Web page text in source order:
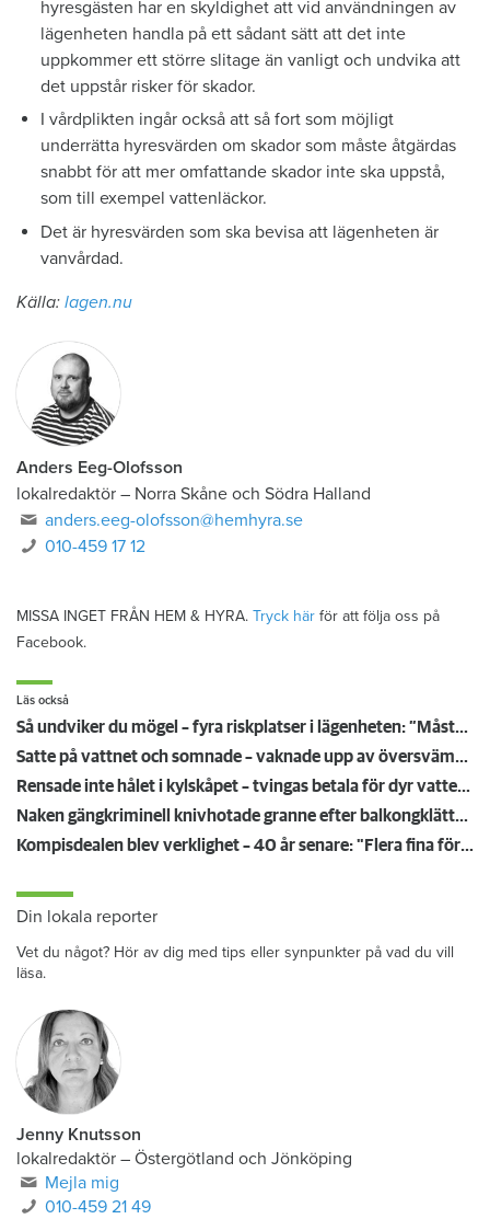
hyresgästen har en skyldighet att vid användningen av
lägenheten handla på ett sådant sätt att det inte
uppkommer ett större slitage än vanligt och undvika att
det uppstår risker för skador.
I vårdplikten ingår också att så fort som möjligt
underrätta hyresvärden om skador som måste åtgärdas
snabbt för att mer omfattande skador inte ska uppstå,
som till exempel vattenläckor.
Det är hyresvärden som ska bevisa att lägenheten är
vanvårdad.
Källa: lagen.nu
Anders Eeg-Olofsson
lokalredaktör – Norra Skåne och Södra Halland
anders.eeg-olofsson@hemhyra.se
010-459 17 12
MISSA INGET FRÅN HEM & HYRA. Tryck här för att följa oss på
Facebook.
Läs också
Så undviker du mögel – fyra riskplatser i lägenheten: ”Måste städa bort”
Satte på vattnet och somnade – vaknade upp av översvämning hos grannen
Rensade inte hålet i kylskåpet – tvingas betala för dyr vattenskada
Naken gängkriminell knivhotade granne efter balkongklättring
Kompisdealen blev verklighet – 40 år senare: "Flera fina fördelar med att dela bostad"
Din lokala reporter
Vet du något? Hör av dig med tips eller synpunkter på vad du vill
läsa.
Jenny Knutsson
lokalredaktör – Östergötland och Jönköping
Mejla mig
010-459 21 49